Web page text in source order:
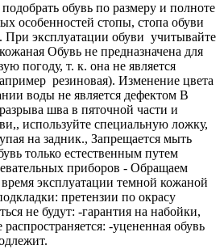
обувь по размеру и полноте
особенностей стопы, стопа обуви
При эксплуатации обуви учитывайте
Обувь не предназначена для
погоду, т. к. она не является
резиновая). Изменение цвета
воды не является дефектом В
шва в пяточной части и
используйте специальную ложку,
на задник., Запрещается мыть
только естественным путем
приборов - Обращаем
эксплуатации темной кожаной
претензии по окрасу
не будут: -гарантия на набойки,
-уцененная обувь